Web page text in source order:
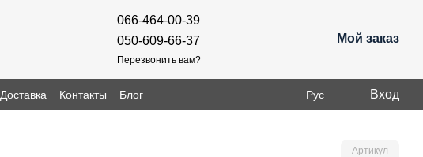
066-464-00-39
050-609-66-37
Перезвонить вам?
Мой заказ
Доставка Контакты Блог Рус Вход
Артикул